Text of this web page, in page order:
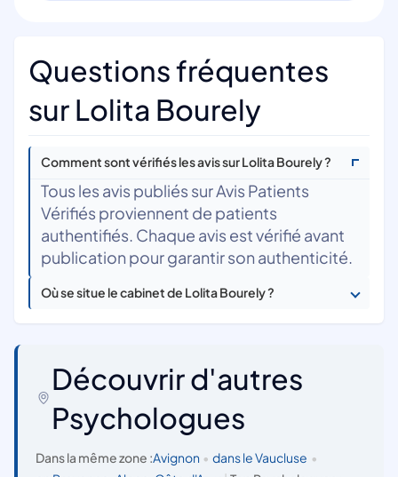
Questions fréquentes
sur Lolita Bourely
Comment sont vérifiés les avis sur Lolita Bourely ?
Tous les avis publiés sur Avis Patients
Vérifiés proviennent de patients
authentifiés. Chaque avis est vérifié avant
publication pour garantir son authenticité.
Où se situe le cabinet de Lolita Bourely ?
Découvrir d'autres
Psychologues
Dans la même zone :Avignon • dans le Vaucluse •